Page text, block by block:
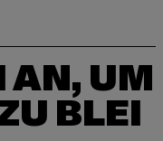
AN, UM
BLEI